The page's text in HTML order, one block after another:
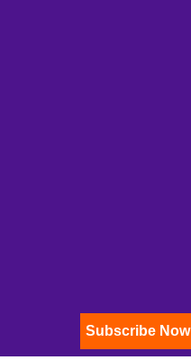
Subscribe Now